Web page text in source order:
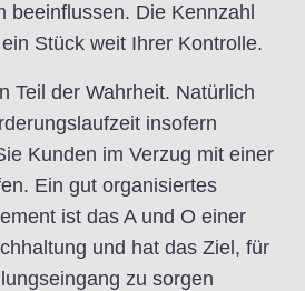
beeinflussen. Die Kennzahl
Stück weit Ihrer Kontrolle.
Teil der Wahrheit. Natürlich
insofern
Kunden im Verzug mit einer
Ein gut organisiertes
ist das A und O einer
und hat das Ziel, für
zu sorgen